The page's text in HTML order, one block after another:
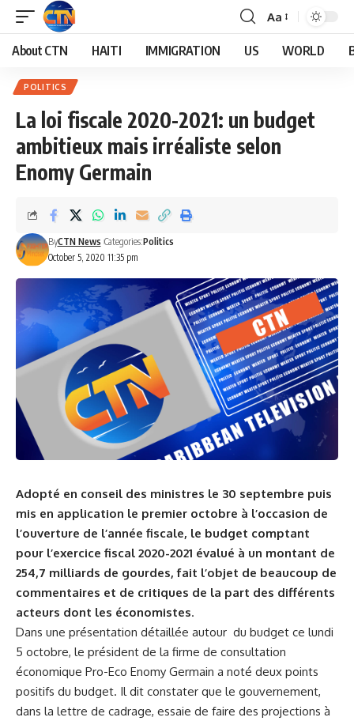
Aa
About CTN HAITI IMMIGRATION US WORLD
POLITICS
La loi fiscale 2020-2021: un budget
ambitieux mais irréaliste selon
Enomy Germain
October 5, 2020 11:35 pm
ByCTN News Categories:Politics
Adopté en conseil des ministres le 30 septembre puis
mis en application le premier octobre à l’occasion de
l’ouverture de l’année fiscale, le budget comptant
pour l’exercice fiscal 2020-2021 évalué à un montant de
254,7 milliards de gourdes, fait l’objet de beaucoup de
commentaires et de critiques de la part des différents
acteurs dont les économistes.
Dans une présentation détaillée autour du budget ce lundi
5 octobre, le président de la firme de consultation
économique Pro-Eco Enomy Germain a noté deux points
positifs du budget. Il dit constater que le gouvernement,
dans la lettre de cadrage, essaie de faire des projections à